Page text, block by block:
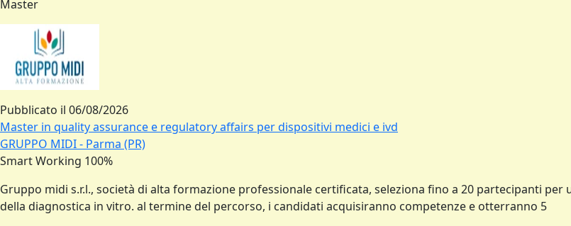
Master
Pubblicato il 06/08/2026
Master in quality assurance e regulatory affairs per dispositivi medici e ivd
GRUPPO MIDI - Parma (PR)
Smart Working 100%
Gruppo midi s.r.l., società di alta formazione professionale certificata, seleziona fino a 20 partecipanti
della diagnostica in vitro. al termine del percorso, i candidati acquisiranno competenze e otterranno 5